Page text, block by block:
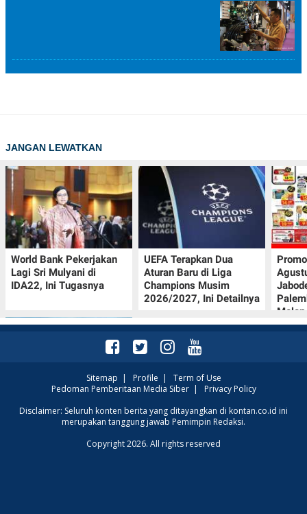
JANGAN LEWATKAN
World Bank Pekerjakan
Lagi Sri Mulyani di
IDA22, Ini Tugasnya
UEFA Terapkan Dua
Aturan Baru di Liga
Champions Musim
2026/2027, Ini Detailnya
Intip Prakiraan Cuaca
Sumsel Kamis (6/8):
Mendominasi, Siapkan
Sitemap | Profile | Term of Use
Pedoman Pemberitaan Media Siber| Privacy Policy
Disclaimer: Seluruh konten berita yang ditayangkan di kontan.co.id ini
merupakan tanggung jawab Pemimpin Redaksi.
Copyright 2026. All rights reserved